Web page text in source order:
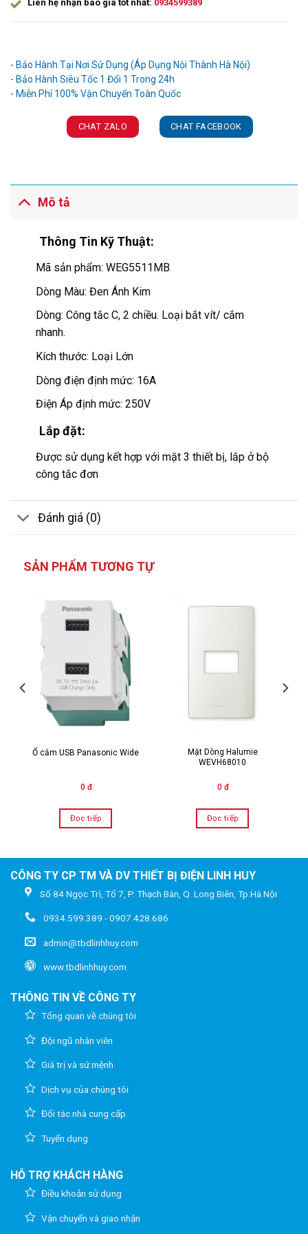
Liên hệ nhận báo giá tốt nhất: 0934599389
- Bảo Hành Tại Nơi Sử Dụng (Áp Dụng Nội Thành Hà Nội)
- Bảo Hành Siêu Tốc 1 Đổi 1 Trong 24h
CHAT ZALO CHAT FACEBOOK
Mô tả
Thông Tin Kỹ Thuật:
Mã sản phẩm: WEG5511MB
Dòng Màu: Đen Ánh Kim
Dòng: Công tắc C, 2 chiều. Loại bắt vít/ cắm
nhanh.
Kích thước: Loại Lớn
Dòng điện định mức: 16A
Điện Áp định mức: 250V
Lắp đặt:
Được sử dụng kết hợp với mặt 3 thiết bị, lắp ở bộ
công tắc đơn
Đánh giá (0)
SẢN PHẨM TƯƠNG TỰ
Ổ cắm USB Panasonic Wide
0 đ
Đọc tiếp
Mặt Dòng Halumie
WEVH68010
0 đ
Đọc tiếp
CÔNG TY CP TM VÀ DV THIẾT BỊ ĐIỆN LINH HUY
Số 84 Ngọc Trì, Tổ 7, P. Thạch Bàn, Q. Long Biên, Tp.Hà Nội
0934.599.389 - 0907.428.686
admin@tbdlinhhuy.com
www.tbdlinhhuy.com
THÔNG TIN VỀ CÔNG TY
Tổng quan về chúng tôi
Đội ngũ nhân viên
Giá trị và sứ mệnh
Dịch vụ của chúng tôi
Đối tác nhà cung cấp
Tuyển dụng
HỖ TRỢ KHÁCH HÀNG
Điều khoản sử dụng
Vận chuyển và giao nhận